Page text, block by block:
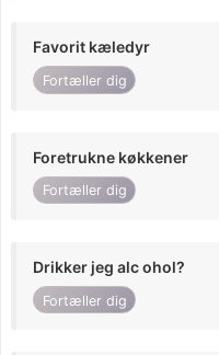
Favorit kæledyr
Fortæller dig
Foretrukne køkkener
Fortæller dig
Drikker jeg alc ohol?
Fortæller dig